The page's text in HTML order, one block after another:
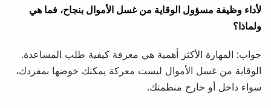
لأداء وظيفة مسؤول الوقاية من غسل الأموال بنجاح، فما هي
ولماذا؟
جواب: المهارة الأكثر أهمية هي معرفة كيفية طلب المساعدة.
الوقاية من غسل الأموال ليست معركة يمكنك خوضها بمفردك،
سواء داخل أو خارج منظمتك.